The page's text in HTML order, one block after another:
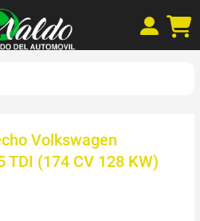
Volkswagen
TDI (174 CV 128 KW)